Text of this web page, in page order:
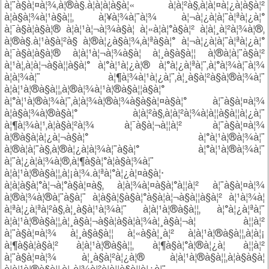
à¦¨à§à¦¤à¦¾,à¦®à§.à¦à¦à¦à§à¦« à¦à¦²à§,à¦à¦¤à¦¿à¦à§à¦²
à¦à§à¦¾à¦¹à§à¦¦, à¦¥à¦¾à¦¨à¦¾ à¦¬à¦¿à¦à¦¨à¦ªà¦¿à¦°
à¦¯à§à¦à§à¦® à¦à¦¹à¦¬à¦¾à§à¦ à¦«à¦à¦°à§à¦² à¦à¦¸à¦²à¦¾à¦®,
à¦®à§.à¦¹à§à¦²à§ à¦®à¦¿à§à¦¾,à¦ªà§à¦° à¦¬à¦¿à¦à¦¨à¦ªà¦¿à¦°
à¦¯à§à¦à§à¦® à¦à¦¹à¦¬à¦¾à§à¦ à¦¸à§à§à¦¦ à¦®à¦à¦¨à§à¦²
à¦¹à¦,à¦à¦¬à§à¦¦à§à¦° à¦°à¦¹à¦¿à¦® à¦°à¦¿à¦ªà¦¨,à¦°à¦¾à¦¨à¦¾
à¦à¦¾à¦¨ à¦¶à¦¾à¦¹à¦¿à¦¨,à¦¸à§à¦²à§à¦®à¦¾à¦¨
à¦à¦¹à¦®à§à¦¦,à¦®à¦¾à¦¹à¦®à§à¦¦à§à¦°
à¦°à¦¹à¦®à¦¾à¦¨,à¦à¦¾à¦®à¦¾à§à§à¦¤à§à¦° à¦¨à§à¦¤à¦¾
à¦à§à¦¾à¦®à§à¦° à¦à¦²à§,à¦à¦²à¦¾à¦à¦¦à§à¦¦à¦¿à¦¨
à¦¶à¦¾à¦¹,à¦à§à¦²à¦¾ à¦¯à§à¦¬à¦¦à¦² à¦¨à§à¦¤à¦¾
à¦®à§à¦à¦¿à¦¬à§à¦° à¦°à¦¹à¦®à¦¾à¦¨
à¦®à¦à¦¨à§,à¦®à¦¿à¦à¦¾à¦¨à§à¦° à¦°à¦¹à¦®à¦¾à¦¨
à¦¨à¦¿à¦à¦¾à¦®,à¦¶à§à¦°à¦à§à¦¾à¦¨
à¦à¦¹à¦®à§à¦¦,à¦¡à¦¾.à¦ªà¦°à¦¿à¦¤à§à¦·
à¦à¦à§à¦°à¦¬à¦°à§à¦¤à§, à¦à¦¾à¦¤à§à¦°à¦¦à¦² à¦¨à§à¦¤à¦¾
à¦®à¦¾à¦®à¦¨à§à¦¨ à¦à§à¦§à§à¦°à§à¦à¦¬à§à¦¦à§à¦² à¦¹à¦¾à¦
à¦ªà¦¿à¦ªà¦²à§,à¦¸à§à¦¹à¦¾à¦¨ à¦à¦¹à¦®à§à¦¦, à¦°à¦¿à¦ªà¦¨
à¦à¦¹à¦®à§à¦¦,à¦¸à§à¦¬à§à¦à§à¦à¦¾à¦¸à§à¦¬à¦ à¦¦à¦²
à¦¨à§à¦¤à¦¾ à¦¸à§à§à¦¦ à¦«à§à¦¸à¦² à¦à¦¹à¦®à§à¦¦,à¦à¦¡
à¦¶à§à¦à§à¦² à¦à¦¹à¦®à§à¦¦, à¦¶à§à¦°à¦®à¦¿à¦ à¦¦à¦²
à¦¨à§à¦¤à¦¾ à¦¸à§à¦²à¦¿à¦® à¦à¦¹à¦®à§à¦¦,à¦à§à§à¦